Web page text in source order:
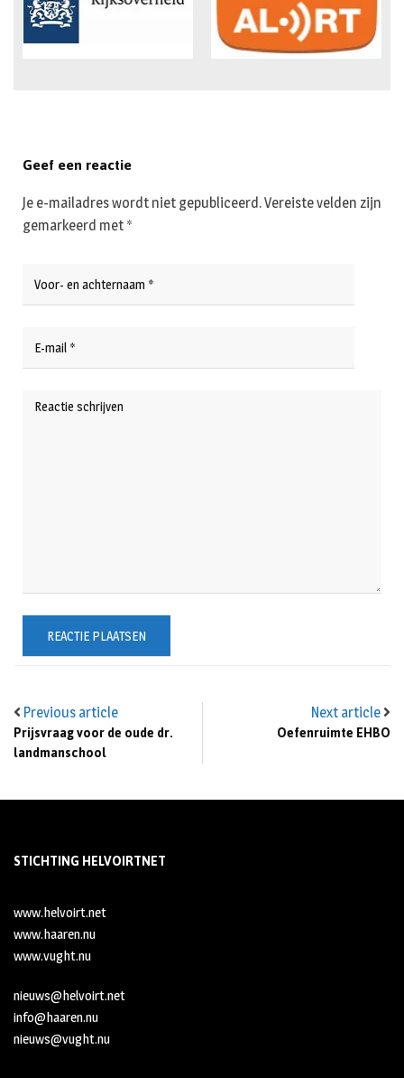
Previous article
Prijsvraag voor de oude dr.
landmanschool
Next article
Oefenruimte EHBO
Geef een reactie
Je e-mailadres wordt niet gepubliceerd.Vereiste velden zijn
gemarkeerd met *
STICHTING HELVOIRTNET
www.helvoirt.net
www.haaren.nu
www.vught.nu
nieuws@helvoirt.net
info@haaren.nu
nieuws@vught.nu